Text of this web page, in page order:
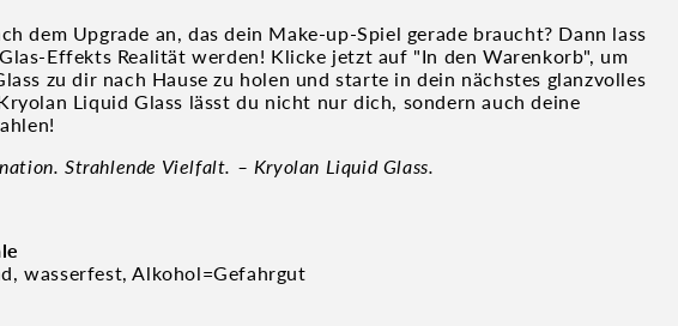
dem Upgrade an, das dein Make-up-Spiel gerade braucht? Dann lass
Effekts Realität werden! Klicke jetzt auf "In den Warenkorb", um
zu dir nach Hause zu holen und starte in dein nächstes glanzvolles
Liquid Glass lässt du nicht nur dich, sondern auch deine
Strahlende Vielfalt. – Kryolan Liquid Glass.
wasserfest, Alkohol=Gefahrgut